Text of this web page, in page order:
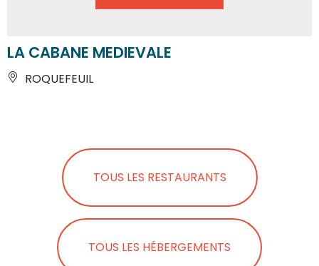
LA CABANE MEDIEVALE
ROQUEFEUIL
TOUS LES RESTAURANTS
TOUS LES HÉBERGEMENTS